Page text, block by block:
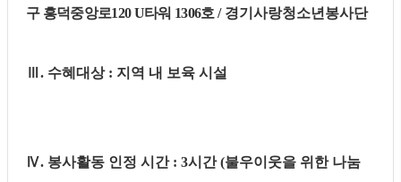
구 흥덕중앙로120 U타워 1306호/ 경기사랑청소년봉사단
. 수혜대상 : 지역 내 보육 시설
Ⅳ. 봉사활동 인정 시간 : 3시간(불우이웃을 위한 나눔